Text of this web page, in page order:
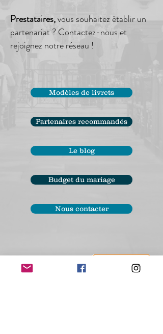
Prestataires,vous souhaitez établir un
partenariat ? Contactez-nous et
rejoignez notre réseau !
Modèles de livrets
Partenaires recommandés
Le blog
Budget du mariage
Nous contacter